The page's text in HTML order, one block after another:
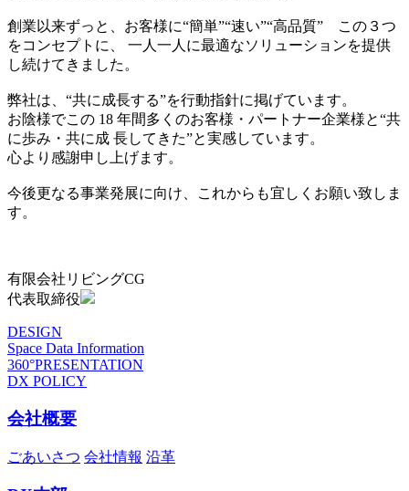
創業以来ずっと、お客様に“簡単”“速い”“高品質” この３つ
をコンセプトに、 一人一人に最適なソリューションを提供
し続けてきました。
弊社は、“共に成長する”を行動指針に掲げています。
お陰様でこの 18 年間多くのお客様・パートナー企業様と“共
に歩み・共に成 長してきた”と実感しています。
心より感謝申し上げます。
今後更なる事業発展に向け、これからも宜しくお願い致しま
す。
有限会社リビングCG
代表取締役
DESIGN
Space Data Information
360°PRESENTATION
DX POLICY
会社概要
ごあいさつ 会社情報 沿革